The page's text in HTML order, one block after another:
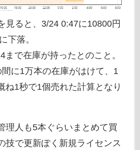
見ると、3/24 0:47に10800円
下落。
まで在庫が持ったとのこと。
に1万本の在庫がはけて、1
ね1秒で1個売れた計算となり
理人も5本ぐらいまとめて買
技で更新ぽく新規ライセンス